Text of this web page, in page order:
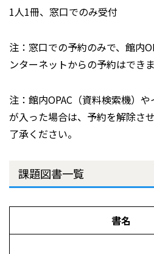
1人1冊、窓口でのみ受付
注：窓口での予約のみで、館内
ンターネットからの予約はできま
注：館内OPAC（資料検索機）
が入った場合は、予約を解除さ
了承ください。
課題図書一覧
書名